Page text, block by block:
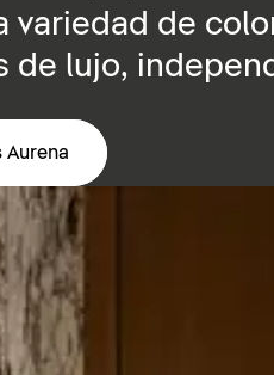
variedad de
de lujo,